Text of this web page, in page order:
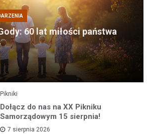
60 lat miłości państwa
Pikniki
Dołącz do nas na XX Pikniku
Samorządowym 15 sierpnia!
7 sierpnia 2026